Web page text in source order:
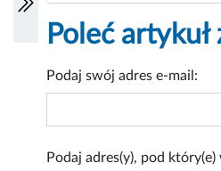
Poleć
Podaj swój adres e-mail:
Podaj adres(y), pod który(e)